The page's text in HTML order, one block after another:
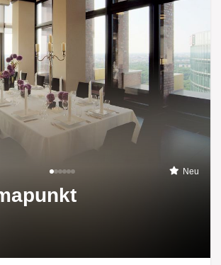
Neu